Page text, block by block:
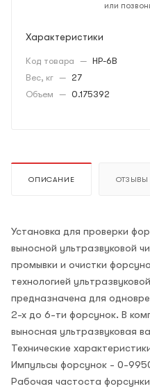
или
Характеристики
Код товара — HP-6B
Вес, кг — 27
Объем — 0.175392
ОПИСАНИЕ ОТЗЫВЫ
Установка для проверки
выносной ультразвуковой
промывки и очистки
технологией
предназначена для
2-х до 6-ти форсунок. В
выносная ультразвуковая
Технические
Импульсы форсунок - 0-
Рабочая частоста